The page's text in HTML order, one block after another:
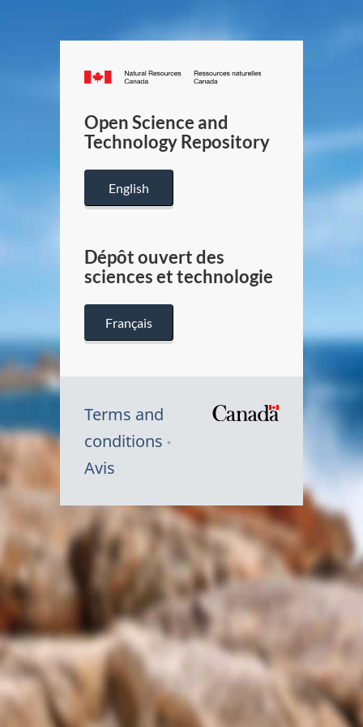
Canada.ca
/
Canada
Open Science and
Technology Repository
English
Dépôt ouvert des
sciences et technologie
Français
Terms and
conditions
Avis
Symbole
du
Canada